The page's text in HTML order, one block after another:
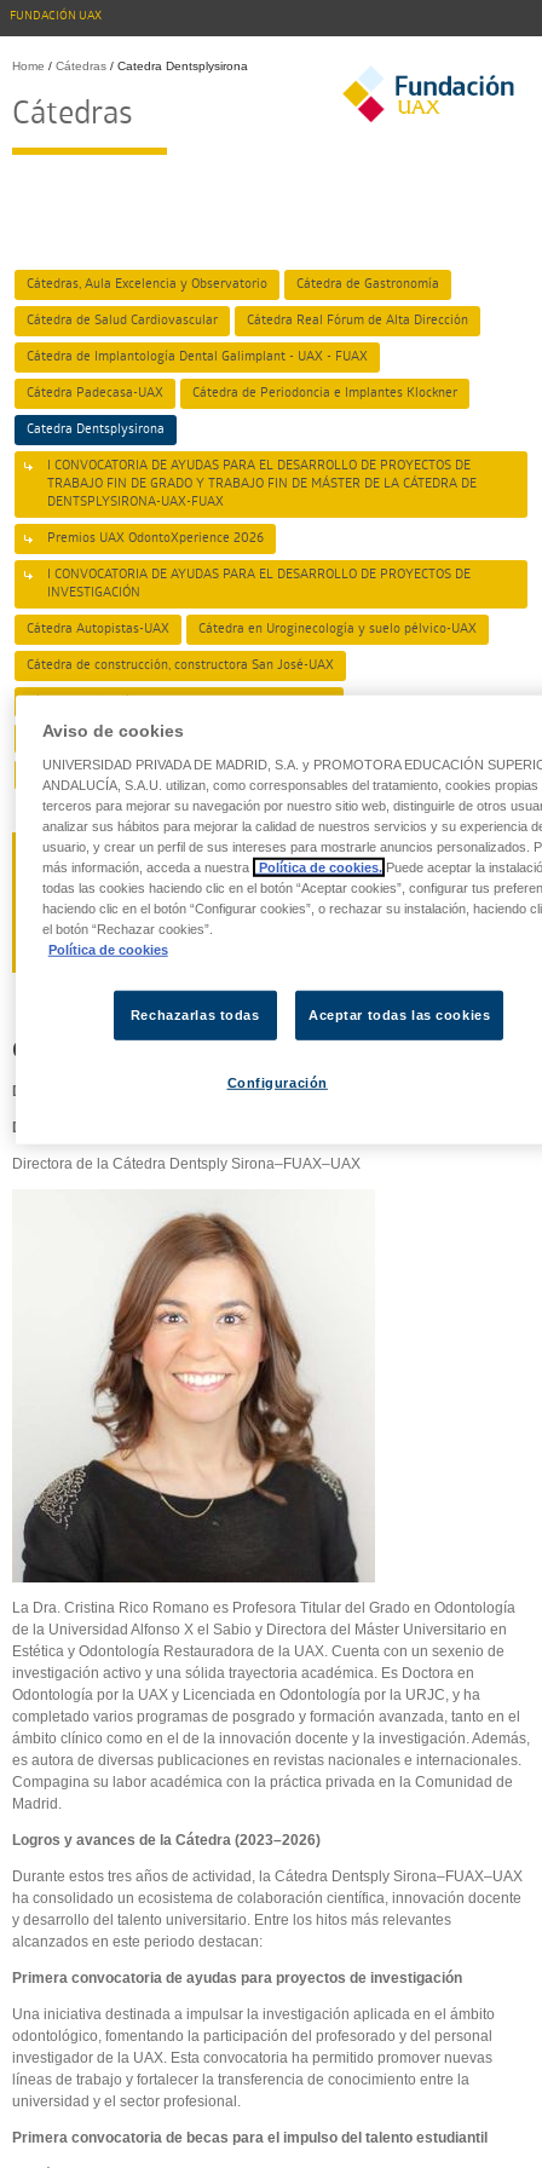
FUNDACIÓN UAX
Home / Cátedras / Catedra Dentsplysirona
Cátedras
Cátedras, Aula Excelencia y Observatorio Cátedra de Gastronomía
Cátedra de Salud Cardiovascular Cátedra Real Fórum de Alta Dirección
Cátedra de Implantología Dental Galimplant - UAX - FUAX
Cátedra Padecasa-UAX Cátedra de Periodoncia e Implantes Klockner
Catedra Dentsplysirona
I CONVOCATORIA DE AYUDAS PARA EL DESARROLLO DE PROYECTOS DE
TRABAJO FIN DE GRADO Y TRABAJO FIN DE MÁSTER DE LA CÁTEDRA DE
DENTSPLYSIRONA-UAX-FUAX
Premios UAX OdontoXperience 2026
I CONVOCATORIA DE AYUDAS PARA EL DESARROLLO DE PROYECTOS DE
INVESTIGACIÓN
Cátedra Autopistas-UAX Cátedra en Uroginecología y suelo pélvico-UAX
Cátedra de construcción, constructora San José-UAX
Observatorio de tecnología de streaming exponencial Plenitas-UAX
Straumann Group
CÁTEDRA DENTSPLYSIRONA
Dirección de la Cátedra
Dra. D.ª Cristina Rico Romano, PhD
Directora de la Cátedra Dentsply Sirona–FUAX–UAX
La Dra. Cristina Rico Romano es Profesora Titular del Grado en Odontología
de la Universidad Alfonso X el Sabio y Directora del Máster Universitario en
Estética y Odontología Restauradora de la UAX. Cuenta con un sexenio de
investigación activo y una sólida trayectoria académica. Es Doctora en
Odontología por la UAX y Licenciada en Odontología por la URJC, y ha
completado varios programas de posgrado y formación avanzada, tanto en el
ámbito clínico como en el de la innovación docente y la investigación. Además,
es autora de diversas publicaciones en revistas nacionales e internacionales.
Compagina su labor académica con la práctica privada en la Comunidad de
Madrid.
Logros y avances de la Cátedra (2023–2026)
Durante estos tres años de actividad, la Cátedra Dentsply Sirona–FUAX–UAX
ha consolidado un ecosistema de colaboración científica, innovación docente
y desarrollo del talento universitario. Entre los hitos más relevantes
alcanzados en este periodo destacan:
Primera convocatoria de ayudas para proyectos de investigación
Una iniciativa destinada a impulsar la investigación aplicada en el ámbito
odontológico, fomentando la participación del profesorado y del personal
investigador de la UAX. Esta convocatoria ha permitido promover nuevas
líneas de trabajo y fortalecer la transferencia de conocimiento entre la
universidad y el sector profesional.
Primera convocatoria de becas para el impulso del talento estudiantil
Aviso de cookies
UNIVERSIDAD PRIVADA DE MADRID, S.A. y PROMOTORA EDUCACIÓN
ANDALUCÍA, S.A.U. utilizan, como corresponsables del tratamiento, cookies propias
terceros para mejorar su navegación por nuestro sitio web, distinguirle de otros
analizar sus hábitos para mejorar la calidad de nuestros servicios y su experiencia
usuario, y crear un perfil de sus intereses para mostrarle anuncios personalizados.
más información, acceda a nuestra
Política de cookies.Puede aceptar la
todas las cookies haciendo clic en el botón “Aceptar cookies”, configurar tus
haciendo clic en el botón “Configurar cookies”, o rechazar su instalación, haciendo
el botón “Rechazar cookies”.
Política de cookies
Rechazarlas todas Aceptar todas las cookies
Configuración